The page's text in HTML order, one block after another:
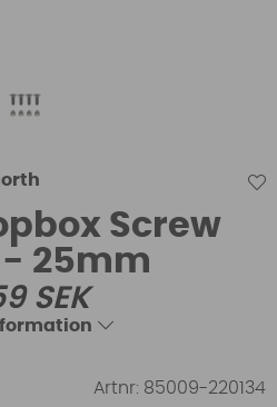
Screw
- 25mm
SEK
Artnr: 85009-220134